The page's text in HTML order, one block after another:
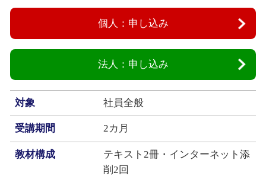
個人：申し込み
法人：申し込み
対象 社員全般
受講期間 2カ月
教材構成
テキスト2冊・インターネット添
削2回